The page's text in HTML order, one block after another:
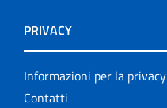
PRIVACY
Informazioni per la privacy
Contatti